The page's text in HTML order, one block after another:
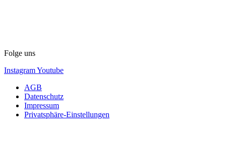
Folge uns
InstagramYoutube
AGB
Datenschutz
Impressum
Privatsphäre-Einstellungen